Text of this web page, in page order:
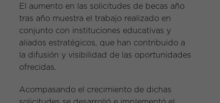
El aumento en las solicitudes de becas año
tras año muestra el trabajo realizado en
conjunto con instituciones educativas y
aliados estratégicos, que han contribuido a
la difusión y visibilidad de las oportunidades
ofrecidas.
Acompasando el crecimiento de dichas